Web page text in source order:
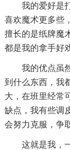
我的爱好是
喜欢魔术更多些
擅长的是纸牌魔
都是我的拿手好
我的优点虽
到什么东西，我
大，在班里经常
缺点，我有些调
会努力克服，争
这就是我，